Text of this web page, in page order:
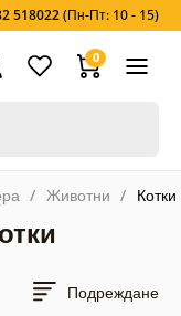
518022(Пн-Пт: 10 - 15)
0
Животни Котки
Подреждане